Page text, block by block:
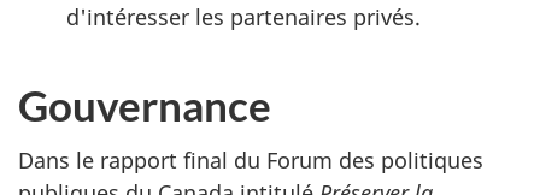
d'intéresser les partenaires privés.
Gouvernance
Dans le rapport final du Forum des politiques